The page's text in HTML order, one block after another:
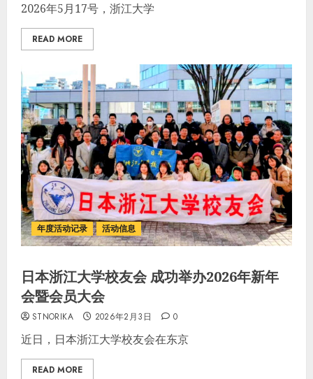
2026年5月17号，浙江大学
READ MORE
年度活动记录 活动信息
日本浙江大学校友会 成功举办2026年新年
会暨会员大会
STNORIKA 2026年2月3日 0
近日，日本浙江大学校友会在东京
READ MORE